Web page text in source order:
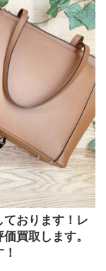
おります！レ
買取します。